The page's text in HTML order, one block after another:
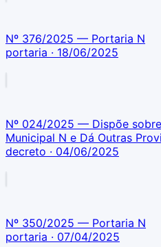
Nº 376/2025 — Portaria N
portaria · 18/06/2025
Nº 024/2025 — Dispõe
Municipal N e Dá Outras
decreto · 04/06/2025
Nº 350/2025 — Portaria N
portaria · 07/04/2025